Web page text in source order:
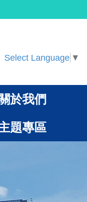
Select Language ▼
關於我們
題專區